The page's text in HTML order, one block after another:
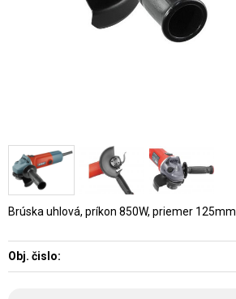
Brúska uhlová, príkon 850W, priemer 125mm
Obj. čislo: